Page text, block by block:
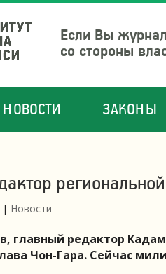
Если Вы
со стороны
НОВОСТИ ЗАКОНЫ
| Новости
главный редактор
Чон-Гара. Сейчас